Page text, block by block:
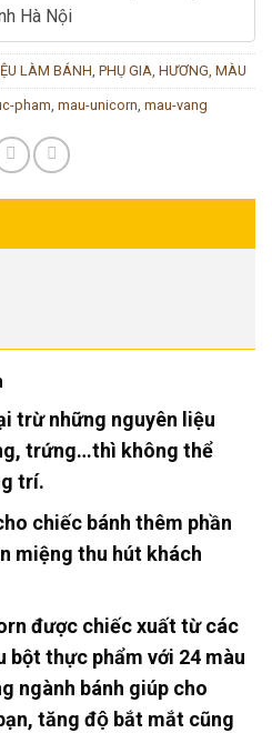
Hà Nội
LÀM BÁNH, PHỤ GIA, HƯƠNG, MÀU
pham, mau-unicorn, mau-vang
trừ những nguyên liệu
trứng…thì không thể
trí.
chiếc bánh thêm phần
miệng thu hút khách
được chiếc xuất từ các
bột thực phẩm với 24 màu
ngành bánh giúp cho
tăng độ bắt mắt cũng